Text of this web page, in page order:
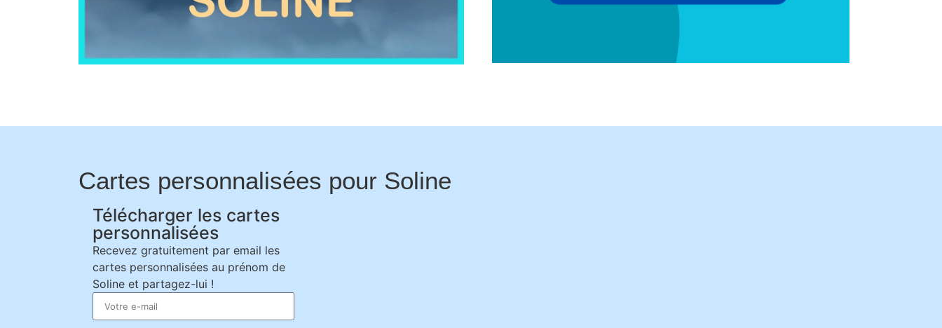
Cartes personnalisées pour Soline
Télécharger les cartes
personnalisées
Recevez gratuitement par email les
cartes personnalisées au prénom de
Soline et partagez-lui !